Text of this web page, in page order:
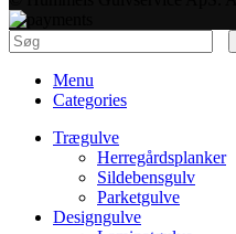
Menu
Categories
Trægulve
Herregårdsplanker
Sildebensgulv
Parketgulve
Designgulve